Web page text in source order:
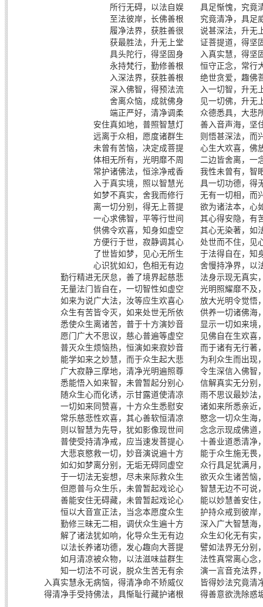
所行无碍，以法自娱 具足惭愧，究竟
至法彼岸，长佛善根 究竟清净，具足
履净法界，获胜善很 说甚深法，升无
获最胜法，升无上堂 证菩提道，得坚
具头陀行，得坚固身 入真实慧，得坚
永持梵行，勤修善根 恒守正念，常行
入深法界，获胜善根 绝世贪爱，趣佛
深入佛智，得预法流 入一切智，升无
舍离众恼，成就佛身 见一切佛，升无
端正严好，清净调柔 众德悉具，大悲
安住真如地，普照智慧灯 善入音声海，坚
远离于众相，愿度诸群生 则悟甚深法，而
未曾有苦恼，决定成菩提 心生大欢喜，佛
体相无所有，光明靡不周 二边皆舍离，一
常护诸佛法，恒涂净戒香 我性未曾有，智
入于真实境，照以智慧光 具一切功德，得
如梦不真实，舍我而修行 无有一切相，而
离一切分别，得无上菩提 欲为诸法本，心
一心求佛智，平等行世间 其心得安隐，有
供佛令欢喜，知身如虚空 其心无染著，如
方便行于世，寂静调其心 处世而不住，见
了世皆如梦，见心无所生 于法得自在，知
心识犹如幻，色相无有边 舍慢持净界，以
勤行精进无厌怠，善了境界起慈悲 法身示现无真实
无量法门皆自在，一切智性如虚空 光明照耀靡不及
如来为说广大法，汝等应生欢喜心 放大光明令觉悟
众生有苦皆令灭，如来处世无所依 供养一切诸佛海
悉使众生离诸苦，普于十方演妙音 显示一切如来境
愿门广大不思议，慈心普遍等虚空 见佛自在生欢喜
普灭众生烦恼热，恒演如来寂妙音 而于诸有无行著
能学如来之妙慧，而于众生起大悲 为利众生而出现
广大寂静三摩地，清净光明遍照尊 令生深信入佛智
悉能悟入如来智，未曾暂起分别心 信解真实无分别
随众生心而化诱，示甘露道使清凉 雨不思议最妙法
一切如来同赞喜，十方众生悉慰安 诸如来所悉亲近
常乐慈悲性欢喜，其心善软恒清凉 愍念一切众生海
则以智慧为先导，犹如影像现世间 念念示现成佛道
普使受持清净戒，应当速发菩提心 十善业道悉清净
大悲哀愍救一切，妙音演说遍十方 能于众生施无畏
如幻如梦离分别，无垢无碍同虚空 众行具足犹满月
于一切法无妄想，尽未来际救众生 欲灭众生诸苦恼
但愿普与众生乐，未曾暂起戏论心 智慧无边不可说
善能安住无碍藏，未曾暂起戏论心 能以妙慧善安住
恒以大音宣正法，当念本愿度众生 护持众戒到彼岸
勤修三昧无二相，调伏众生遍十方 深入广大智慧海
解了诸法犹如响，化导众生无有边 众生幻化无有实
以法长养诸功德，发心趣向大菩提 譬如法界无分别
如月清凉被众物，以法滋味益群生 法性真常离心念
知一切法不可说，脱众生苦无有余 演一言音充法界
入真实慧永无病恼，得清净命不矫威仪 皆得妙法究竟清
得清净手受持佛法，具惭耻行藏护诸根 得善意欲洗除惑